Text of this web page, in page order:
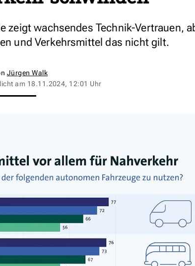
zeigt wachsendes Technik-Vertrauen,
und Verkehrsmittel das nicht gilt.
Jürgen Walk
am 18.11.2024, 12:01 Uhr